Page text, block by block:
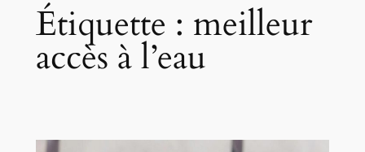
Étiquette : meilleur
accès à l’eau